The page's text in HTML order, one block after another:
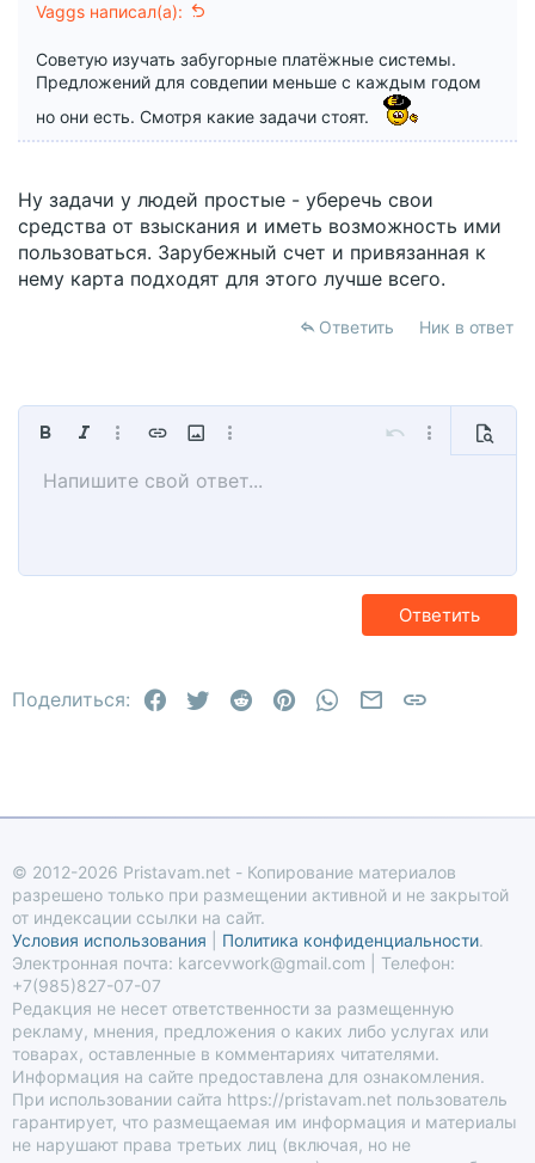
Vaggs написал(а):
Советую изучать забугорные платёжные системы.
Предложений для совдепии меньше с каждым годом
но они есть. Смотря какие задачи стоят.
Ну задачи у людей простые - уберечь свои
средства от взыскания и иметь возможность ими
пользоваться. Зарубежный счет и привязанная к
нему карта подходят для этого лучше всего.
Ответить Ник в ответ
ЖирныйКурсивДополнительно...
Вставить ссылку
Вставить изображение
Дополнительно... Отменить
Размер шрифта
9
26
Цвет текста
Шрифт Arial
Trebuchet MS
ВыравниваниеПо левому краю
Выравнивание текста
Формат параграфа
Заголовок 2
Зачёркнутый
СмайлыМультицитата
МедиаВставить таблицу
Вставить горизонтальную линию
Спойлер
Повторить
Переключить режим работы редактора
Удалить форматирование
ЧерновикиСохранить черновик
Напишите свой ответ...
Ответить
Поделиться: Facebook
TwitterReddit PinterestWhatsAppЭлектронная
© 2012-2026 Pristavam.net - Копирование материалов
разрешено только при размещении активной и не закрытой
от индексации ссылки на сайт.
Условия использования
Политика конфиденциальности.
Электронная почта: karcevwork@gmail.com | Телефон:
+7(985)827-07-07
Редакция не несет ответственности за размещенную
рекламу, мнения, предложения о каких либо услугах или
товарах, оставленные в комментариях читателями.
Информация на сайте предоставлена для ознакомления.
При использовании сайта https://pristavam.net пользователь
гарантирует, что размещаемая им информация и материалы
не нарушают права третьих лиц (включая, но не